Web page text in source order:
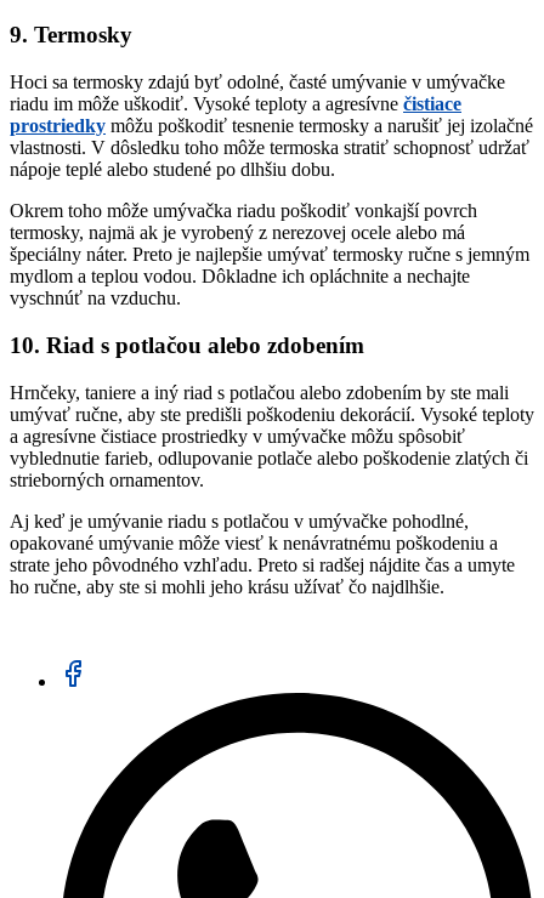
9. Termosky
Hoci sa termosky zdajú byť odolné, časté umývanie v umývačke
riadu im môže uškodiť. Vysoké teploty a agresívne čistiace
prostriedky môžu poškodiť tesnenie termosky a narušiť jej izolačné
vlastnosti. V dôsledku toho môže termoska stratiť schopnosť udržať
nápoje teplé alebo studené po dlhšiu dobu.
Okrem toho môže umývačka riadu poškodiť vonkajší povrch
termosky, najmä ak je vyrobený z nerezovej ocele alebo má
špeciálny náter. Preto je najlepšie umývať termosky ručne s jemným
mydlom a teplou vodou. Dôkladne ich opláchnite a nechajte
vyschnúť na vzduchu.
10. Riad s potlačou alebo zdobením
Hrnčeky, taniere a iný riad s potlačou alebo zdobením by ste mali
umývať ručne, aby ste predišli poškodeniu dekorácií. Vysoké teploty
a agresívne čistiace prostriedky v umývačke môžu spôsobiť
vyblednutie farieb, odlupovanie potlače alebo poškodenie zlatých či
strieborných ornamentov.
Aj keď je umývanie riadu s potlačou v umývačke pohodlné,
opakované umývanie môže viesť k nenávratnému poškodeniu a
strate jeho pôvodného vzhľadu. Preto si radšej nájdite čas a umyte
ho ručne, aby ste si mohli jeho krásu užívať čo najdlhšie.